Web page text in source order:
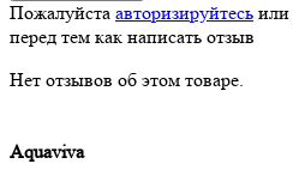
Пожалуйста авторизируйтесь или
перед тем как написать отзыв
Нет отзывов об этом товаре.
Aquaviva